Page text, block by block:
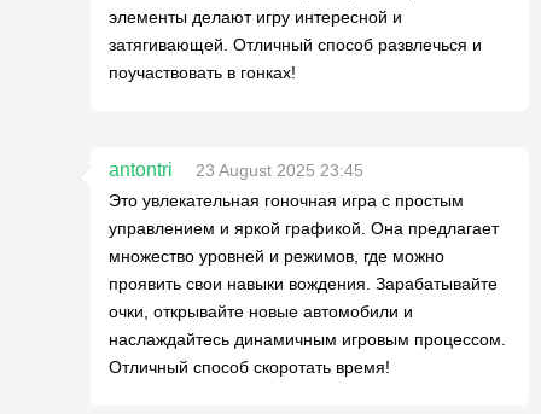
элементы делают игру интересной и
затягивающей. Отличный способ развлечься и
поучаствовать в гонках!
antontri
23 August 2025 23:45
Это увлекательная гоночная игра с простым
управлением и яркой графикой. Она предлагает
множество уровней и режимов, где можно
проявить свои навыки вождения. Зарабатывайте
очки, открывайте новые автомобили и
наслаждайтесь динамичным игровым процессом.
Отличный способ скоротать время!